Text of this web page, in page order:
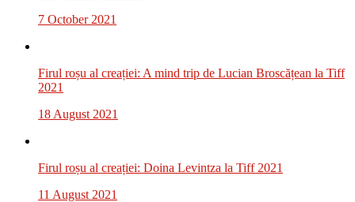
7 October 2021
Firul roșu al creației: A mind trip de Lucian Broscățean la Tiff
2021
18 August 2021
Firul roșu al creației: Doina Levintza la Tiff 2021
11 August 2021